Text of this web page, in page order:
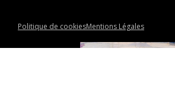
Politique de cookiesMentions Légales